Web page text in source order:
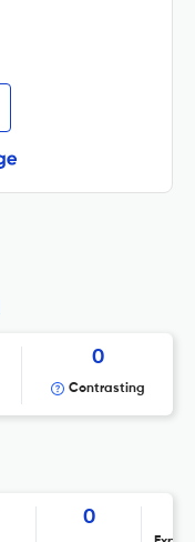
0
Contrasting
0